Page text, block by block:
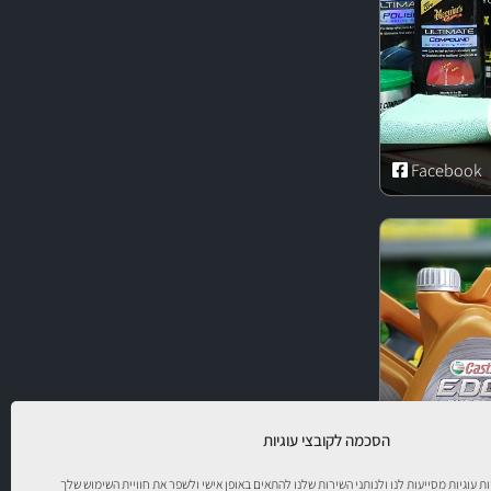
הסכמה לקובצי עוגיות
עוגיות מסייעות לנו ולנותני השירות שלנו להתאים באופן אישי ולשפר את חוויית השימוש שלך
Facebook